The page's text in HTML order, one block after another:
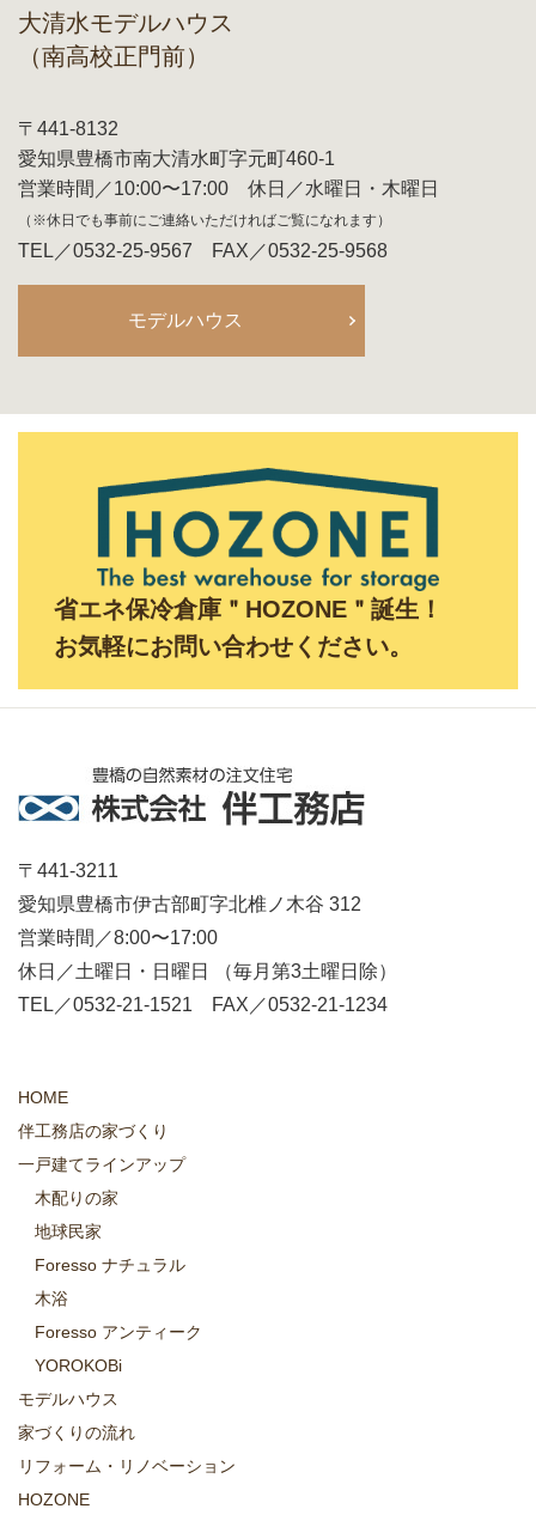
大清水モデルハウス
（南高校正門前）
〒441-8132
愛知県豊橋市南大清水町字元町460-1
営業時間／10:00〜17:00 休日／水曜日・木曜日
（※休日でも事前にご連絡いただければご覧になれます）
TEL／0532-25-9567 FAX／0532-25-9568
モデルハウス
省エネ保冷倉庫＂HOZONE＂誕生！
お気軽にお問い合わせください。
〒441-3211
愛知県豊橋市伊古部町字北椎ノ木谷 312
営業時間／8:00〜17:00
休日／土曜日・日曜日 （毎月第3土曜日除）
TEL／0532-21-1521 FAX／0532-21-1234
HOME
伴工務店の家づくり
一戸建てラインアップ
木配りの家
地球民家
Foresso ナチュラル
木浴
Foresso アンティーク
YOROKOBi
モデルハウス
家づくりの流れ
リフォーム・リノベーション
HOZONE